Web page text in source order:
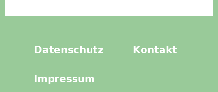
Datenschutz Kontakt
Impressum